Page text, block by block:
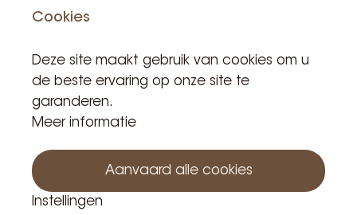
materialen, BPA-vrij
Losse onderdelen zijn gemakkelijk te reinigen en
te vervangen
Gecertificeerd door het European Coffee
Brewing Centre (ECBC)
Cookies
Deze site maakt gebruik van cookies om u
de beste ervaring op onze site te
garanderen.
Meer informatie
Aanvaard alle cookies
Instellingen